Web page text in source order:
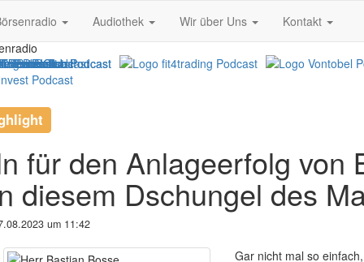
Audiothek Wir über Uns Kontakt
für den Anlageerfolg
diesem Dschungel des
um 11:42
Gar nicht mal so